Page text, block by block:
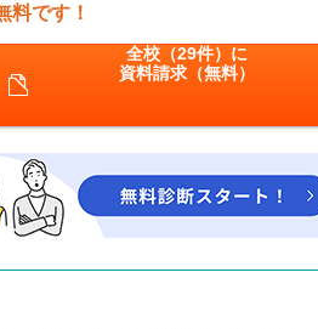
料です！
全校（29件）に
資料請求（無料）